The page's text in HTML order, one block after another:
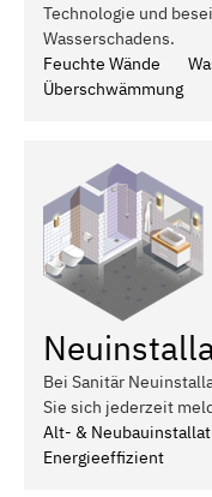
Technologie und
Wasserschadens.
Feuchte Wände
Überschwämmung
Bei Sanitär
Sie sich jederzeit
Alt- &
Energieeffizient